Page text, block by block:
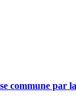
commune par